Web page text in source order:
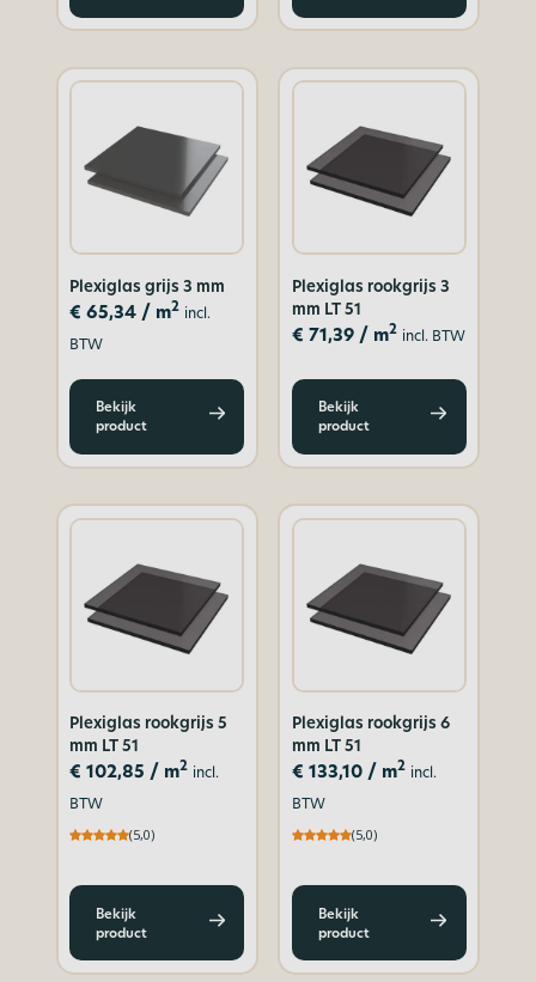
Plexiglas grijs 3 mm
€ 65,34 / m2 incl.
BTW
Bekijk
product
Plexiglas rookgrijs 3
mm LT 51
€ 71,39/ m2 incl. BTW
Bekijk
product
Plexiglas rookgrijs 5
mm LT 51
€ 102,85 / m2 incl.
BTW
(5,0)
Bekijk
product
Plexiglas rookgrijs 6
mm LT 51
€ 133,10/ m2 incl.
BTW
(5,0)
Bekijk
product